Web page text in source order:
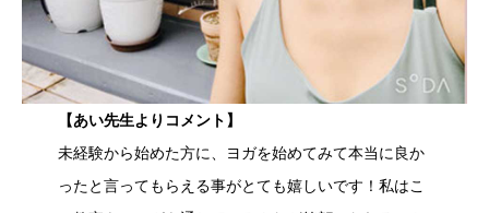
【あい先生よりコメント】
未経験から始めた方に、ヨガを始めてみて本当に良か
ったと言ってもらえる事がとても嬉しいです！私はこ